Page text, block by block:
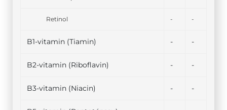
Retinol - -
B1-vitamin (Tiamin) - -
B2-vitamin (Riboflavin) - -
B3-vitamin (Niacin) - -